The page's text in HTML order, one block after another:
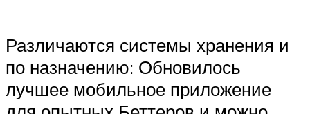
Различаются системы хранения и
по назначению: Обновилось
лучшее мобильное приложение